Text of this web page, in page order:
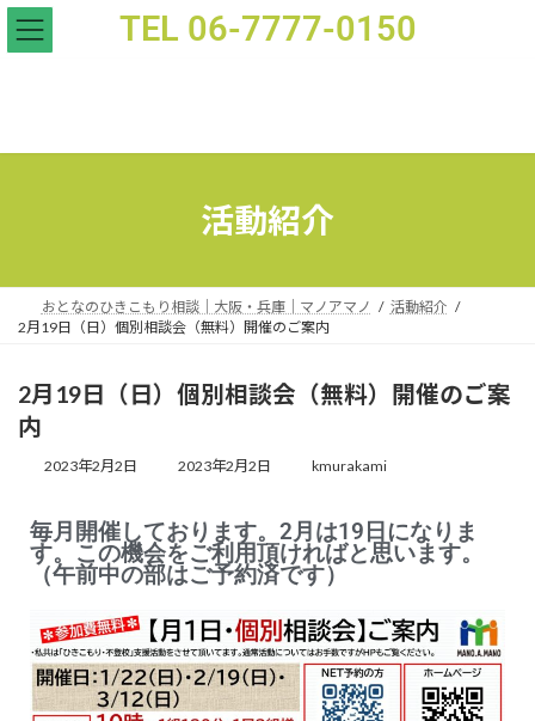
TEL 06-7777-0150
活動紹介
おとなのひきこもり相談｜大阪・兵庫｜マノアマノ
活動紹介
2月19日（日）個別相談会（無料）開催のご案内
2月19日（日）個別相談会（無料）開催のご案
内
2023年2月2日 2023年2月2日 kmurakami
毎月開催しております。2月は19日になりま
す。この機会をご利用頂ければと思います。
（午前中の部はご予約済です）